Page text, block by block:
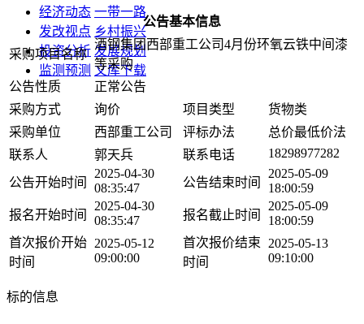
经济动态 一带一路
发改视点 乡村振兴
投资分析 发展规划
监测预测 文库下载
公告基本信息
采购项目名称
酒钢集团西部重工公司4月份环氧云铁中间漆
等采购
公告性质
正常公告
采购方式
询价 项目类型
货物类
采购单位
西部重工公司 评标办法
总价最低价法
联系人
郭天兵 联系电话 18298977282
公告开始时间
2025-04-30
08:35:47
公告结束时间
2025-05-09
18:00:59
报名开始时间
2025-04-30
08:35:47
报名截止时间
2025-05-09
18:00:59
首次报价开始
时间
2025-05-12
09:00:00
首次报价结束
时间
2025-05-13
09:10:00
标的信息